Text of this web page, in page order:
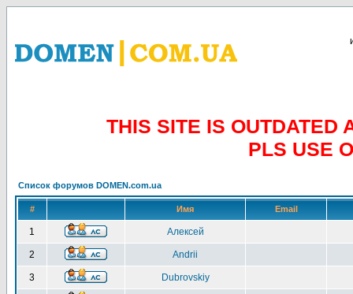
THIS SITE IS OUTDATED
PLS USE
Список форумов DOMEN.com.ua
# Имя Email
1 Алексей
2 Andrii
3 Dubrovskiy